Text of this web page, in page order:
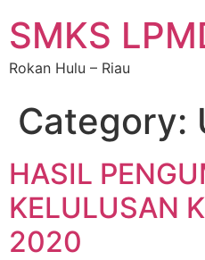
SMKS
Rokan Hulu – Riau
Category:
HASIL
KELULUSAN
2020